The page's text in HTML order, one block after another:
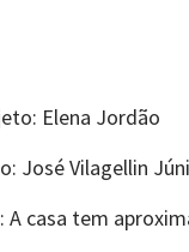
Elena Jordão
José Vilagellin
casa tem